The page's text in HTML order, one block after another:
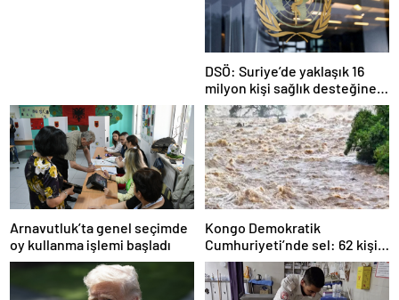
DSÖ: Suriye’de yaklaşık 16
milyon kişi sağlık desteğine
ihtiyaç duyuyor
Arnavutluk’ta genel seçimde
oy kullanma işlemi başladı
Kongo Demokratik
Cumhuriyeti’nde sel: 62 kişi
hayatını kaybetti